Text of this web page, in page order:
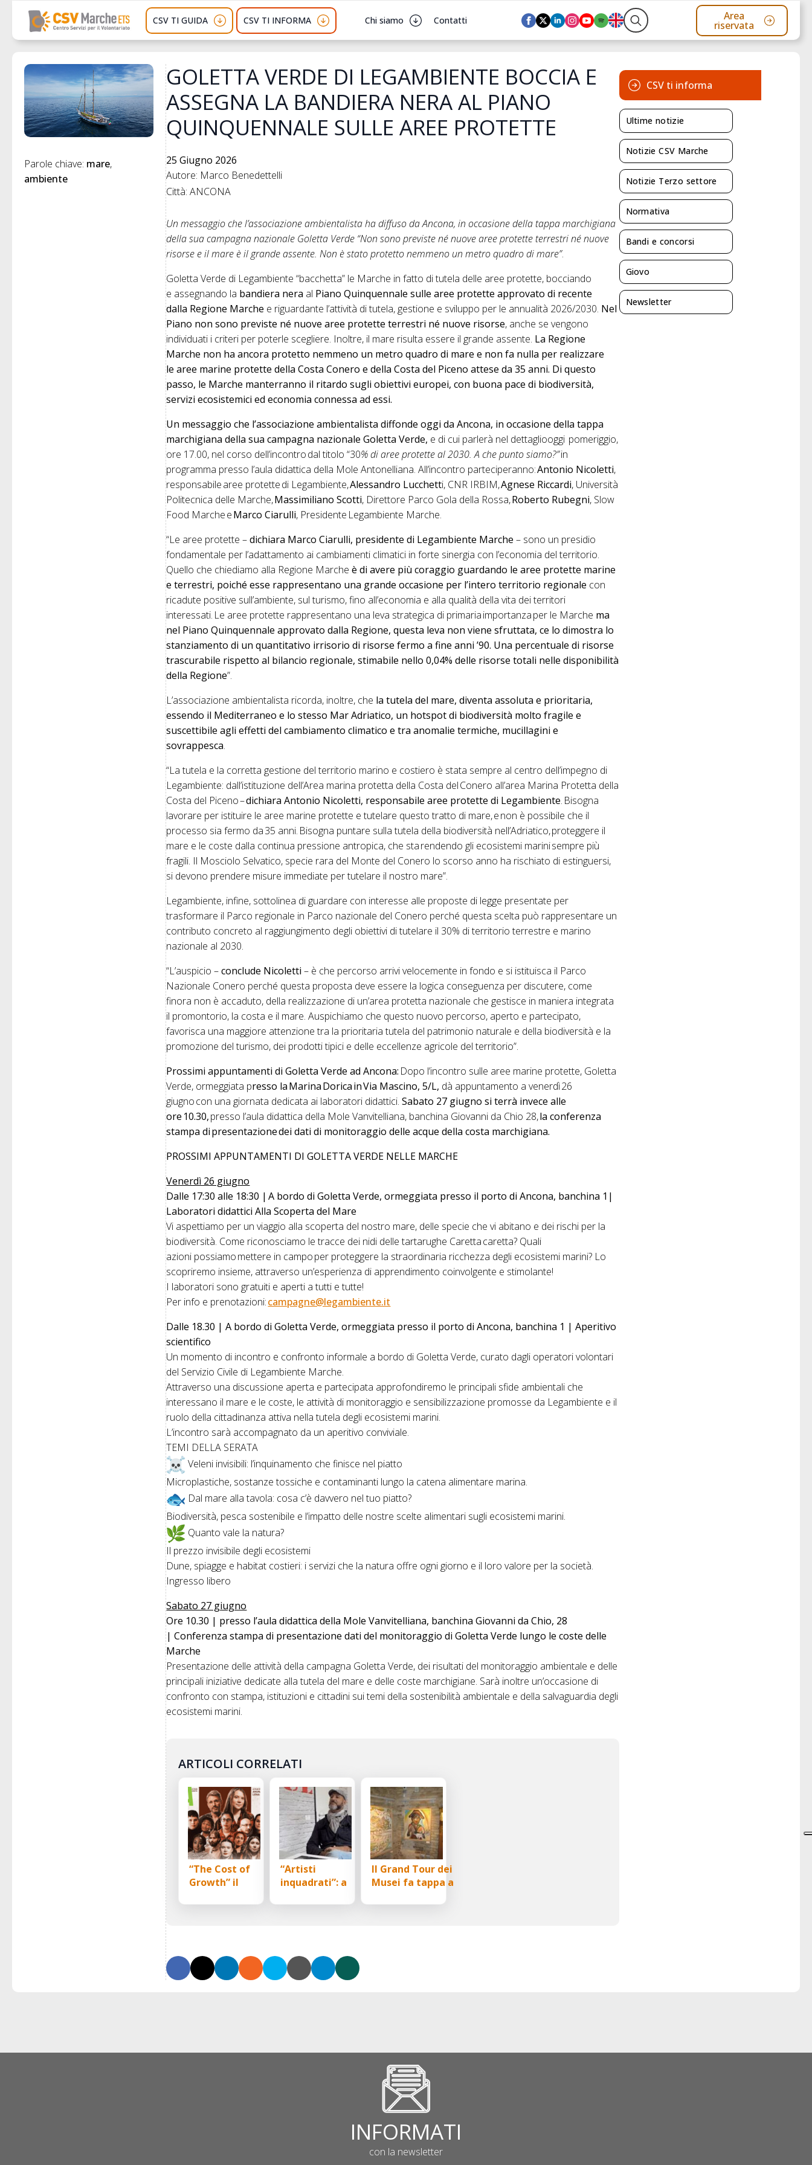
CSV TI GUIDA CSV TI INFORMA Chi siamo Contatti
Search
Area
riservata
Parole chiave: mare
ambiente
GOLETTA VERDE DI LEGAMBIENTE BOCCIA E
ASSEGNA LA BANDIERA NERA AL PIANO
QUINQUENNALE SULLE AREE PROTETTE
25 Giugno 2026
Autore: Marco Benedettelli
Città: ANCONA
Un messaggio che l’associazione ambientalista ha diffuso da Ancona, in occasione della tappa marchigiana
della sua campagna nazionale Goletta Verde “Non sono previste né nuove aree protette terrestri né nuove
risorse e il mare è il grande assente. Non è stato protetto nemmeno un metro quadro di mare”.
Goletta Verde di Legambiente “bacchetta” le Marche in fatto di tutela delle aree protette, bocciando
e assegnando la bandiera nera al Piano Quinquennale sulle aree protette approvato di recente
dalla Regione Marche e riguardante l’attività di tutela, gestione e sviluppo per le annualità 2026/2030. Nel
Piano non sono previste né nuove aree protette terrestri né nuove risorse, anche se vengono
individuati i criteri per poterle scegliere. Inoltre, il mare risulta essere il grande assente. La Regione
Marche non ha ancora protetto nemmeno un metro quadro di mare e non fa nulla per realizzare
le aree marine protette della Costa Conero e della Costa del Piceno attese da 35 anni. Di questo
passo, le Marche manterranno il ritardo sugli obiettivi europei, con buona pace di biodiversità,
servizi ecosistemici ed economia connessa ad essi.
Un messaggio che l’associazione ambientalista diffonde oggi da Ancona, in occasione della tappa
marchigiana della sua campagna nazionale Goletta Verde, e di cui parlerà nel dettagliooggi pomeriggio,
ore 17.00, nel corso dell’incontro dal titolo “30% di aree protette al 2030. A che punto siamo?”in
programma presso l’aula didattica della Mole Antonelliana. All’incontro parteciperanno:Antonio Nicoletti,
responsabile aree protette di Legambiente,Alessandro Lucchetti, CNR IRBIM,Agnese Riccardi, Università
Politecnica delle Marche,Massimiliano Scotti, Direttore Parco Gola della Rossa,Roberto Rubegni, Slow
Food Marche eMarco Ciarulli, Presidente Legambiente Marche.
“Le aree protette –dichiara Marco Ciarulli, presidente di Legambiente Marche – sono un presidio
fondamentale per l’adattamento ai cambiamenti climatici in forte sinergia con l’economia del territorio.
Quello che chiediamo alla Regione Marcheè di avere più coraggio guardando le aree protette marine
e terrestri, poiché esse rappresentano una grande occasione per l’intero territorio regionale con
ricadute positive sull’ambiente, sul turismo, fino all’economia e alla qualità della vita dei territori
interessati. Le aree protette rappresentano una leva strategica di primaria importanza per le Marche ma
nel Piano Quinquennale approvato dalla Regione, questa leva non viene sfruttata, ce lo dimostra lo
stanziamento di un quantitativo irrisorio di risorse fermo a fine anni ’90. Una percentuale di risorse
trascurabile rispetto al bilancio regionale, stimabile nello 0,04% delle risorse totali nelle disponibilità
della Regione”.
L’associazione ambientalista ricorda, inoltre, che la tutela del mare, diventa assoluta e prioritaria,
essendo il Mediterraneo e lo stesso Mar Adriatico, un hotspot di biodiversità molto fragile e
suscettibile agli effetti del cambiamento climatico e tra anomalie termiche, mucillagini e
sovrappesca.
“La tutela e la corretta gestione del territorio marino e costiero è stata sempre al centro dell’impegno di
Legambiente: dall’istituzione dell’Area marina protetta della Costa del Conero all’area Marina Protetta della
Costa del Piceno –dichiara Antonio Nicoletti, responsabile aree protette di Legambiente. Bisogna
lavorare per istituire le aree marine protette e tutelare questo tratto di mare, e non è possibile che il
processo sia fermo da 35 anni. Bisogna puntare sulla tutela della biodiversità nell’Adriatico, proteggere il
mare e le coste dalla continua pressione antropica, che sta rendendo gli ecosistemi marini sempre più
fragili. Il Mosciolo Selvatico, specie rara del Monte del Conero lo scorso anno ha rischiato di estinguersi,
si devono prendere misure immediate per tutelare il nostro mare”.
Legambiente, infine, sottolinea di guardare con interesse alle proposte di legge presentate per
trasformare il Parco regionale in Parco nazionale del Conero perché questa scelta può rappresentare un
contributo concreto al raggiungimento degli obiettivi di tutelare il 30% di territorio terrestre e marino
nazionale al 2030.
“L’auspicio –conclude Nicoletti – è che percorso arrivi velocemente in fondo e si istituisca il Parco
Nazionale Conero perché questa proposta deve essere la logica conseguenza per discutere, come
finora non è accaduto, della realizzazione di un’area protetta nazionale che gestisce in maniera integrata
il promontorio, la costa e il mare. Auspichiamo che questo nuovo percorso, aperto e partecipato,
favorisca una maggiore attenzione tra la prioritaria tutela del patrimonio naturale e della biodiversità e la
promozione del turismo, dei prodotti tipici e delle eccellenze agricole del territorio”.
Prossimi appuntamenti di Goletta Verde ad Ancona: Dopo l’incontro sulle aree marine protette, Goletta
Verde, ormeggiata presso la Marina Dorica in Via Mascino, 5/L, dà appuntamento a venerdì 26
giugno con una giornata dedicata ai laboratori didattici.Sabato 27 giugno si terrà invece alle
ore 10.30,presso l’aula didattica della Mole Vanvitelliana, banchina Giovanni da Chio 28,la conferenza
stampa di presentazione dei dati di monitoraggio delle acque della costa marchigiana.
PROSSIMI APPUNTAMENTI DI GOLETTA VERDE NELLE MARCHE
Venerdì 26 giugno
Dalle 17:30 alle 18:30 | A bordo di Goletta Verde, ormeggiata presso il porto di Ancona, banchina 1|
Laboratori didattici Alla Scoperta del Mare
Vi aspettiamo per un viaggio alla scoperta del nostro mare, delle specie che vi abitano e dei rischi per la
biodiversità. Come riconosciamo le tracce dei nidi delle tartarughe Caretta caretta? Quali
azioni possiamo mettere in campo per proteggere la straordinaria ricchezza degli ecosistemi marini? Lo
scopriremo insieme, attraverso un’esperienza di apprendimento coinvolgente e stimolante!
I laboratori sono gratuiti e aperti a tutti e tutte!
Per info e prenotazioni:campagne@legambiente.it
Dalle 18.30 | A bordo di Goletta Verde, ormeggiata presso il porto di Ancona, banchina 1 | Aperitivo
scientifico
Un momento di incontro e confronto informale a bordo di Goletta Verde, curato dagli operatori volontari
del Servizio Civile di Legambiente Marche.
Attraverso una discussione aperta e partecipata approfondiremo le principali sfide ambientali che
interessano il mare e le coste, le attività di monitoraggio e sensibilizzazione promosse da Legambiente e il
ruolo della cittadinanza attiva nella tutela degli ecosistemi marini.
L’incontro sarà accompagnato da un aperitivo conviviale.
TEMI DELLA SERATA
Veleni invisibili: l’inquinamento che finisce nel piatto
Microplastiche, sostanze tossiche e contaminanti lungo la catena alimentare marina.
Dal mare alla tavola: cosa c’è davvero nel tuo piatto?
Biodiversità, pesca sostenibile e l’impatto delle nostre scelte alimentari sugli ecosistemi marini.
Quanto vale la natura?
Il prezzo invisibile degli ecosistemi
Dune, spiagge e habitat costieri: i servizi che la natura offre ogni giorno e il loro valore per la società.
Ingresso libero
Sabato 27 giugno
Ore 10.30 | presso l’aula didattica della Mole Vanvitelliana, banchina Giovanni da Chio, 28
| Conferenza stampa di presentazione dati del monitoraggio di Goletta Verde lungo le coste delle
Marche
Presentazione delle attività della campagna Goletta Verde, dei risultati del monitoraggio ambientale e delle
principali iniziative dedicate alla tutela del mare e delle coste marchigiane. Sarà inoltre un’occasione di
confronto con stampa, istituzioni e cittadini sui temi della sostenibilità ambientale e della salvaguardia degli
ecosistemi marini.
ARTICOLI CORRELATI
“The Cost of
Growth” il
“Artisti
inquadrati”: a
Il Grand Tour dei
Musei fa tappa a
CSV ti informa
Ultime notizie
Notizie CSV Marche
Notizie Terzo settore
Normativa
Bandi e concorsi
Giovo
Newsletter
INFORMATI
con la newsletter